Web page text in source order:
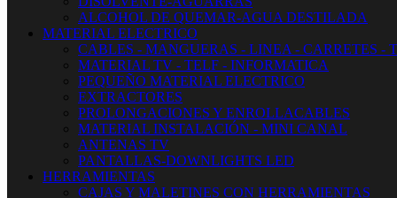
ALCOHOL DE QUEMAR-AGUA DESTILADA
MATERIAL ELECTRICO
CABLES - MANGUERAS - LINEA - CARRETES -
MATERIAL TV - TELF - INFORMATICA
PEQUEÑO MATERIAL ELECTRICO
EXTRACTORES
PROLONGACIONES Y ENROLLACABLES
MATERIAL INSTALACIÓN - MINI CANAL
ANTENAS TV
PANTALLAS-DOWNLIGHTS LED
HERRAMIENTAS
CAJAS Y MALETINES CON HERRAMIENTAS